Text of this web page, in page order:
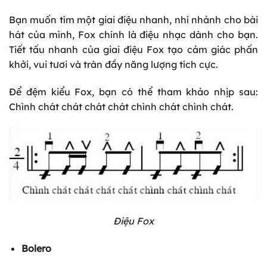
Bạn muốn tìm một giai điệu nhanh, nhí nhảnh cho bài
hát của mình, Fox chính là điệu nhạc dành cho bạn.
Tiết tấu nhanh của giai điệu Fox tạo cảm giác phấn
khởi, vui tươi và tràn đầy năng lượng tích cực.
Để đệm kiểu Fox, bạn có thể tham khảo nhịp sau:
Chình chát chát chát chát chình chát chình chát.
Điệu Fox
Bolero